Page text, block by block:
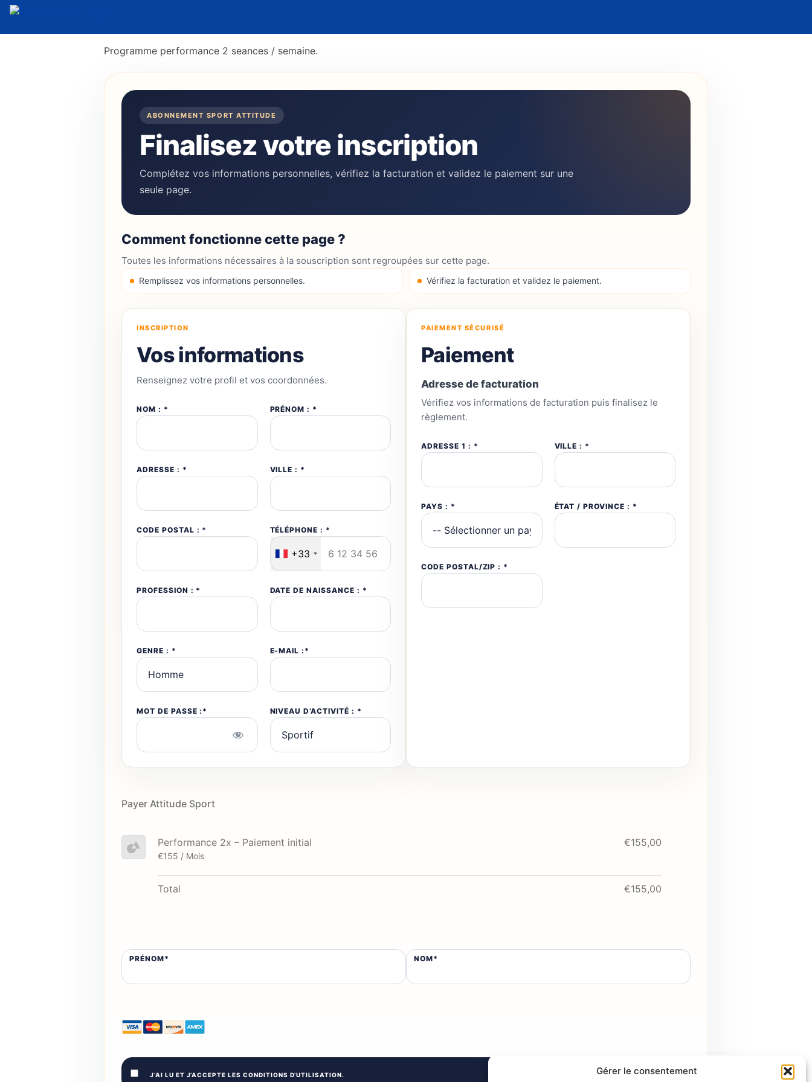
Gérer le consentement
Programme performance 2 seances / semaine.
ABONNEMENT SPORT ATTITUDE
Finalisez votre inscription
Complétez vos informations personnelles, vérifiez la facturation et validez le paiement sur une
seule page.
Comment fonctionne cette page ?
Toutes les informations nécessaires à la souscription sont regroupées sur cette page.
Remplissez vos informations personnelles. Vérifiez la facturation et validez le paiement.
INSCRIPTION
Vos informations
Renseignez votre profil et vos coordonnées.
NOM : * PRÉNOM : *
ADRESSE : * VILLE : *
CODE POSTAL : * TÉLÉPHONE : *
+33
PROFESSION : * DATE DE NAISSANCE : *
GENRE : * E-MAIL :*
MOT DE PASSE :* NIVEAU D’ACTIVITÉ : *
PAIEMENT SÉCURISÉ
Paiement
Adresse de facturation
Vérifiez vos informations de facturation puis finalisez le
règlement.
ADRESSE 1 : * VILLE : *
PAYS : * ÉTAT / PROVINCE : *
CODE POSTAL/ZIP : *
Nom :*
PRÉNOM* NOM*
J’AI LU ET J’ACCEPTE LES CONDITIONS D’UTILISATION.
Payer Attitude Sport
Performance 2x – Paiement initial
€155 / Mois
€155,00
Total €155,00